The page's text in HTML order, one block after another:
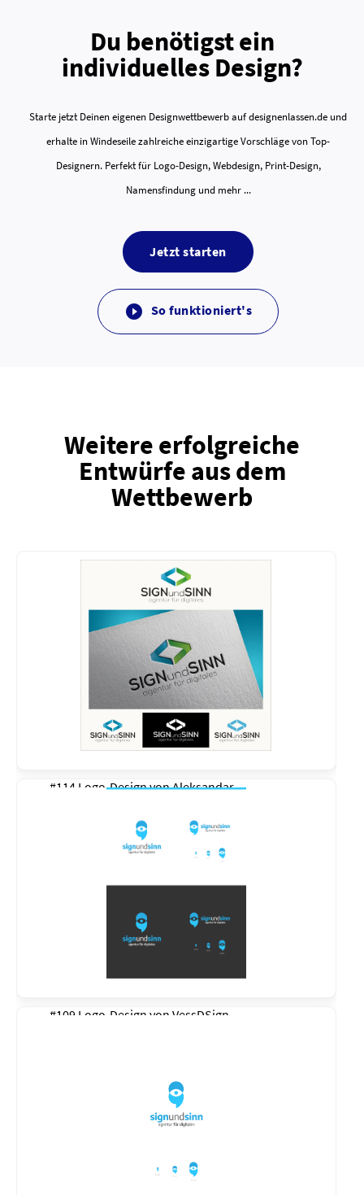
Du benötigst ein
individuelles Design?
Starte jetzt Deinen eigenen Designwettbewerb auf designenlassen.de und
erhalte in Windeseile zahlreiche einzigartige Vorschläge von Top-
Designern. Perfekt für Logo-Design, Webdesign, Print-Design,
Namensfindung und mehr ...
Jetzt starten
 So funktioniert's
Weitere erfolgreiche
Entwürfe aus dem
Wettbewerb
#114 Logo-Design vonAleksandar
#109 Logo-Design von VessDSign